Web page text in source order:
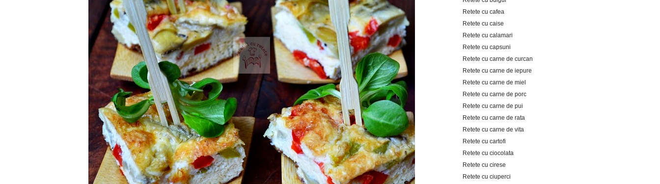
Retete cu cafea
Retete cu caise
Retete cu calamari
Retete cu capsuni
Retete cu carne de curcan
Retete cu carne de iepure
Retete cu carne de miel
Retete cu carne de porc
Retete cu carne de pui
Retete cu carne de rata
Retete cu carne de vita
Retete cu cartofi
Retete cu ciocolata
Retete cu cirese
Retete cu ciuperci